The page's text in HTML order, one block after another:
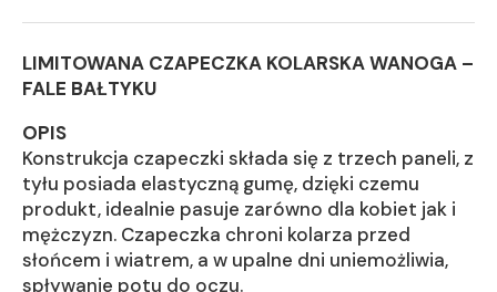
LIMITOWANA CZAPECZKA KOLARSKA WANOGA –
FALE BAŁTYKU
OPIS
Konstrukcja czapeczki składa się z trzech paneli, z
tyłu posiada elastyczną gumę, dzięki czemu
produkt, idealnie pasuje zarówno dla kobiet jak i
mężczyzn. Czapeczka chroni kolarza przed
słońcem i wiatrem, a w upalne dni uniemożliwia,
spływanie potu do oczu.